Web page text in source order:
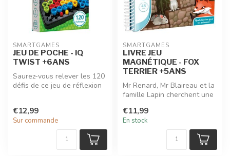
SMARTGAMES
JEU DE POCHE - IQ
TWIST +6ANS
Saurez-vous relever les 120
défis de ce jeu de réflexion
€12,99
Sur commande
SMARTGAMES
LIVRE JEU
MAGNÉTIQUE - FOX
TERRIER +5ANS
Mr Renard, Mr Blaireau et la
famille Lapin cherchent une
€11,99
En stock